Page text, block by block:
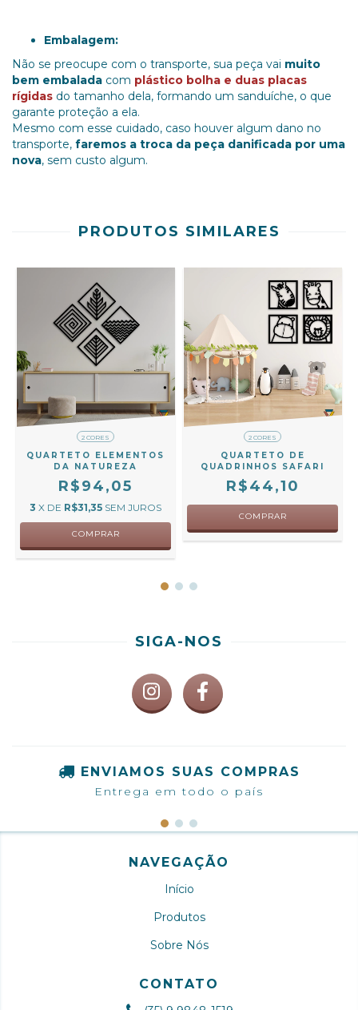
Embalagem:
Não se preocupe com o transporte, sua peça vai muito
bem embalada com plástico bolha e duas placas
rígidas do tamanho dela, formando um sanduíche, o que
garante proteção a ela.
Mesmo com esse cuidado, caso houver algum dano no
transporte, faremos a troca da peça danificada por uma
nova, sem custo algum.
PRODUTOS SIMILARES
2 CORES
QUARTETO ELEMENTOS
DA NATUREZA
R$94,05
3 X DE R$31,35 SEM JUROS
COMPRAR
2 CORES
QUARTETO DE
QUADRINHOS SAFARI
R$44,10
COMPRAR
SIGA-NOS
ENVIAMOS SUAS COMPRAS
Entrega em todo o país
NAVEGAÇÃO
Início
Produtos
Sobre Nós
CONTATO